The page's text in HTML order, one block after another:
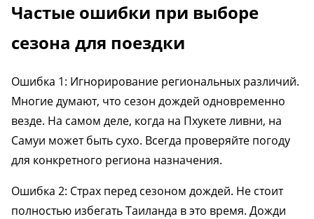
Частые ошибки при выборе
сезона для поездки
Ошибка 1: Игнорирование региональных различий.
Многие думают, что сезон дождей одновременно
везде. На самом деле, когда на Пхукете ливни, на
Самуи может быть сухо. Всегда проверяйте погоду
для конкретного региона назначения.
Ошибка 2: Страх перед сезоном дождей. Не стоит
полностью избегать Таиланда в это время. Дожди